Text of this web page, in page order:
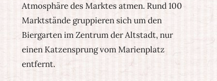
Atmosphäre des Marktes atmen. Rund 100
Marktstände gruppieren sich um den
Biergarten im Zentrum der Altstadt, nur
einen Katzensprung vom Marienplatz
entfernt.